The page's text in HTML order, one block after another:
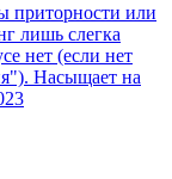
приторности или
лишь слегка
нет (если нет
Насыщает на